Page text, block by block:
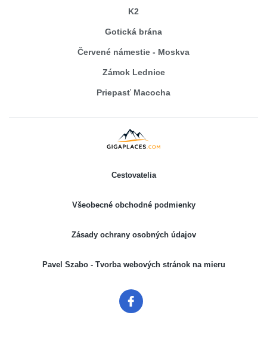
K2
Gotická brána
Červené námestie - Moskva
Zámok Lednice
Priepasť Macocha
Cestovatelia
Všeobecné obchodné podmienky
Zásady ochrany osobných údajov
Pavel Szabo - Tvorba webových stránok na mieru